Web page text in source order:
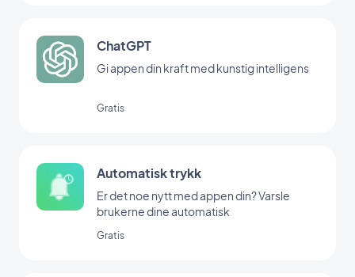
ChatGPT
Gi appen din kraft med kunstig intelligens
Gratis
Automatisk trykk
Er det noe nytt med appen din? Varsle
brukerne dine automatisk
Gratis